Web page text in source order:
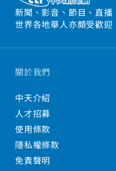
新聞、影音、節目、直
世界各地華人亦頗受歡迎
關於我們
中天介紹
人才招募
使用條款
隱私權條款
免責聲明